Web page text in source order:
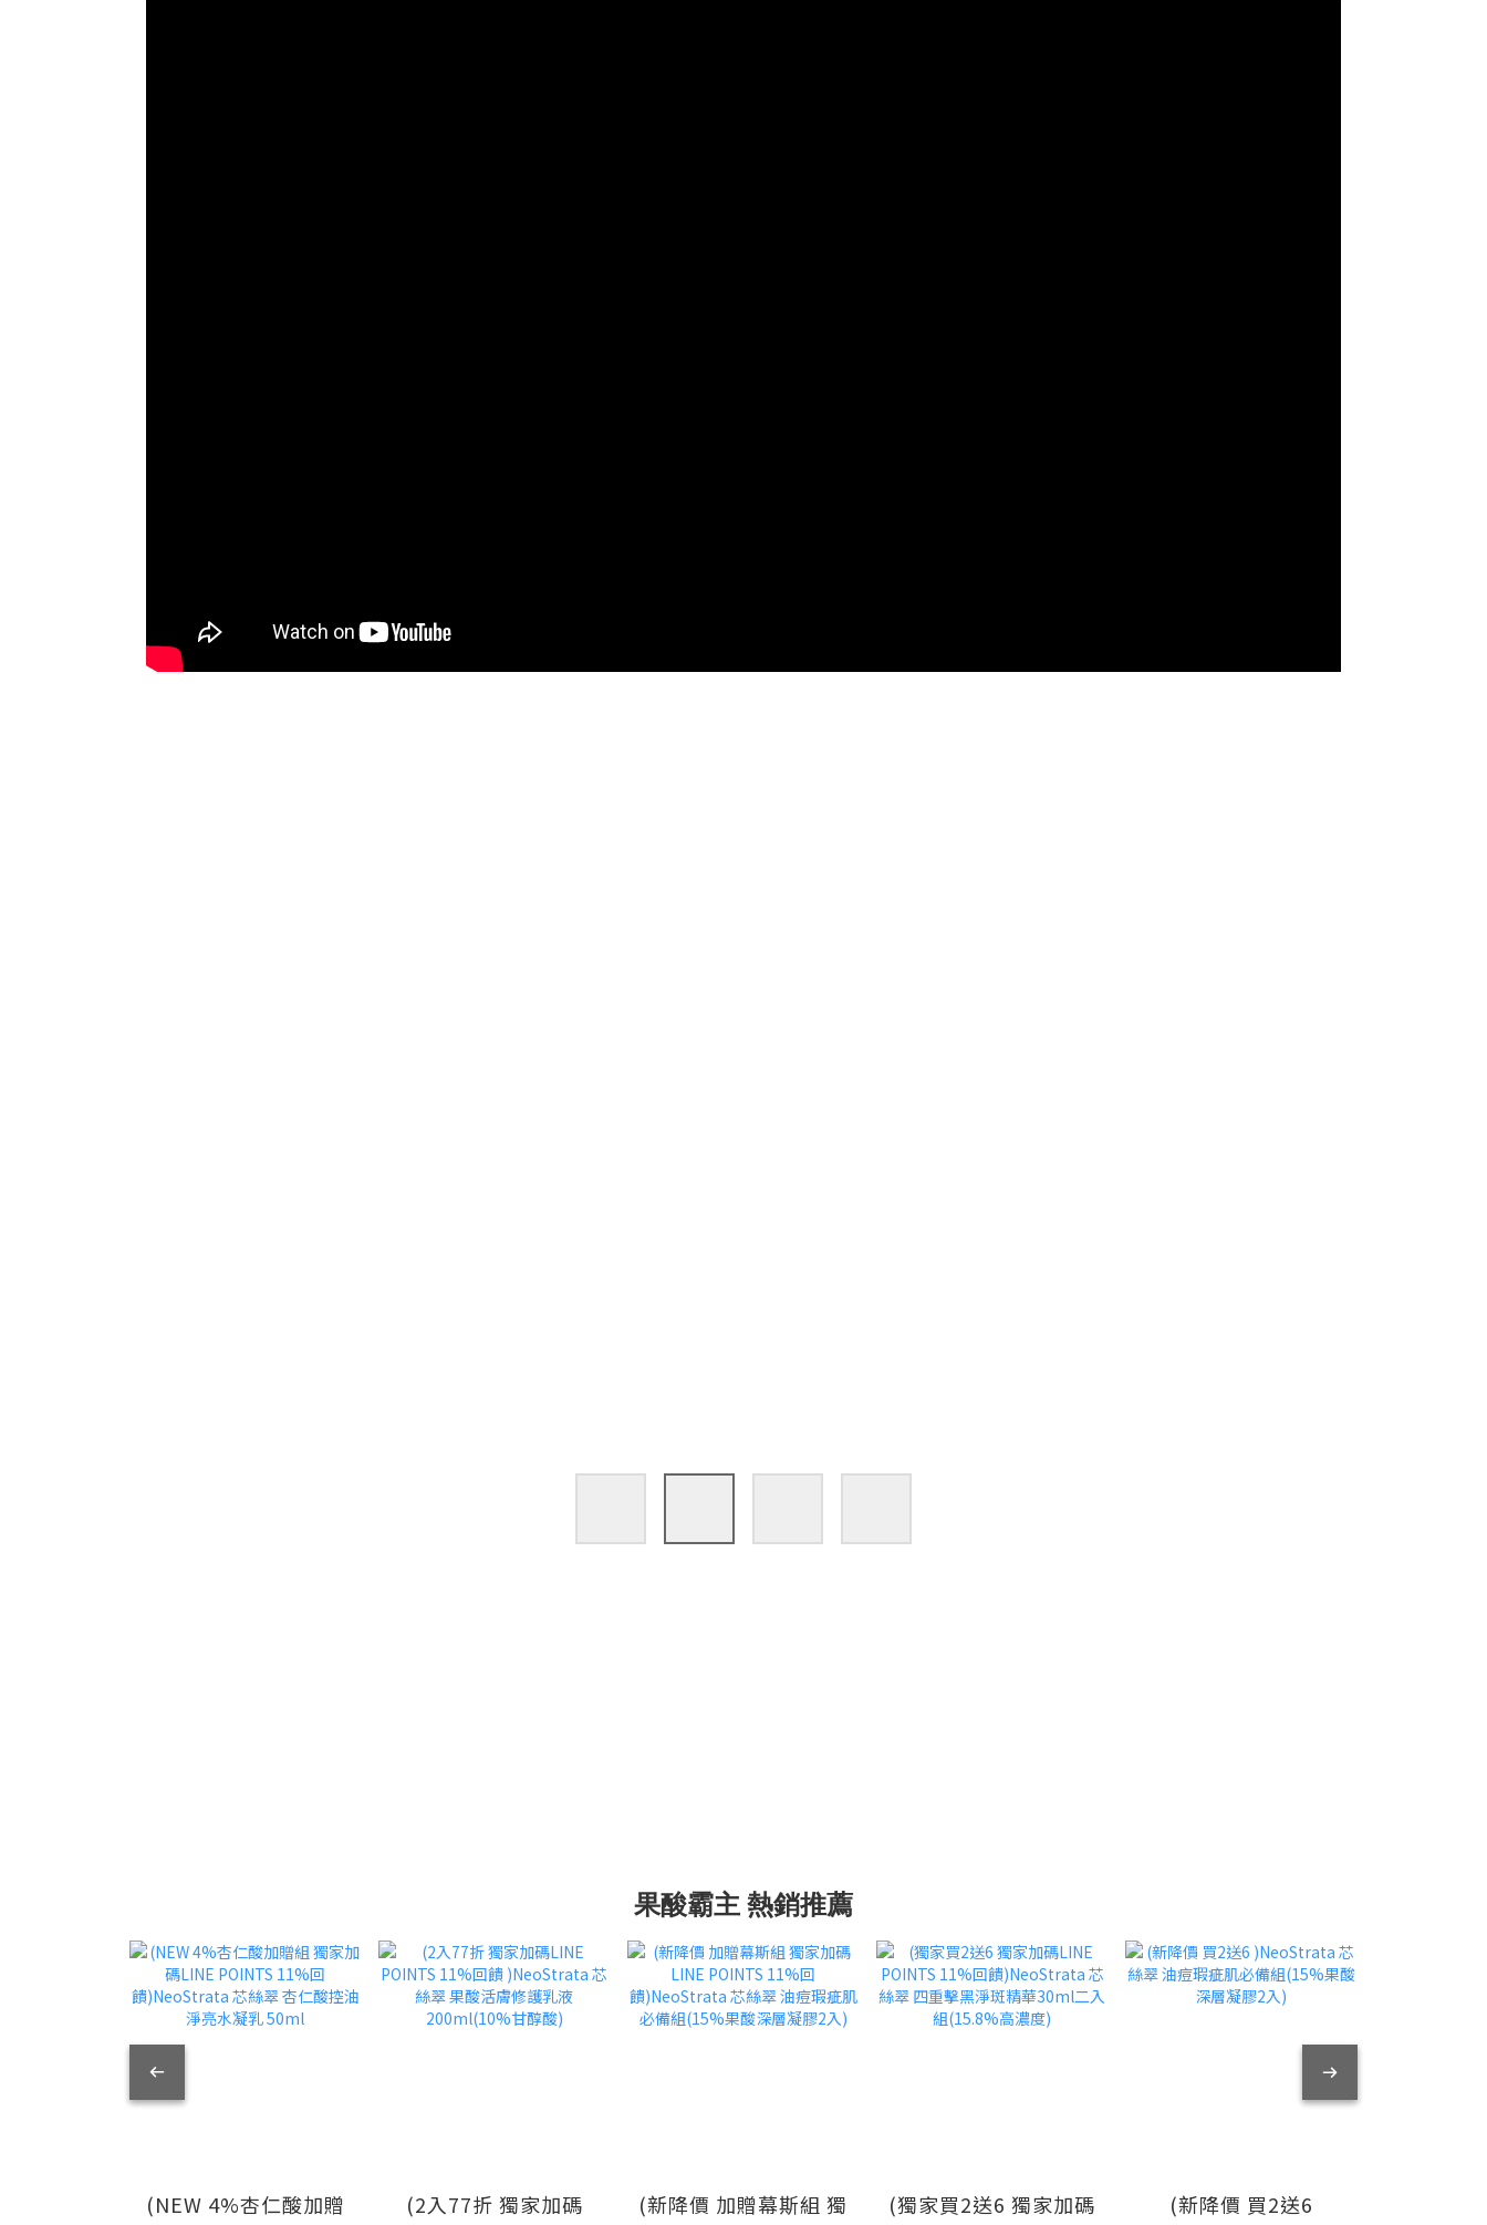
果酸霸主 熱銷推薦
(NEW 4%杏仁酸加贈
(2入77折 獨家加碼
(新降價 加贈幕斯組 獨
(獨家買2送6 獨家加碼
(新降價 買2送6